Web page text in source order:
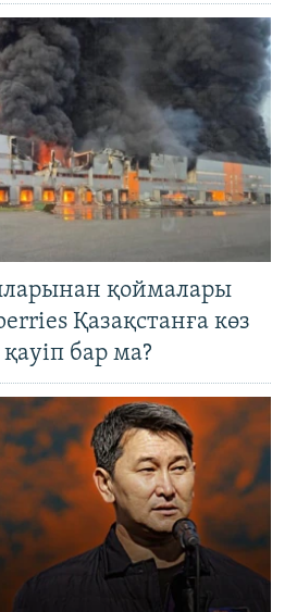
қоймалары
Қазақстанға көз
қауіп бар ма?